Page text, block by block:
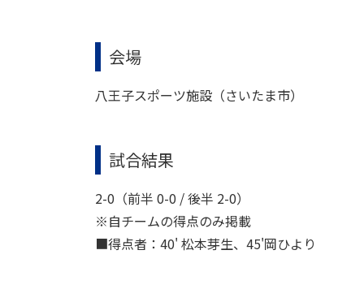
会場
八王子スポーツ施設（さいたま市）
試合結果
2-0（前半 0-0 / 後半 2-0）
※自チームの得点のみ掲載
■得点者：40' 松本芽生、45'岡ひより